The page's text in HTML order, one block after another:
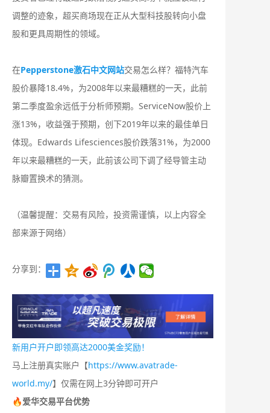
调整的迹象，超买商场现在正从大型科技股转向小盘
股和更具周期性的领域。
在Pepperstone激石中文网站交易怎么样？福特汽车
股价暴降18.4%，为2008年以来最糟糕的一天，此前
第二季度盈余远低于分析师预期。ServiceNow股价上
涨13%，收益强于预期，创下2019年以来的最佳单日
体现。Edwards Lifesciences股价跌落31%，为2000
年以来最糟糕的一天，此前该公司下调了经导管主动
脉瓣置换术的猜测。
（温馨提醒：交易有风险，投资需谨慎，以上内容全
部来源于网络）
分享到：
新用户开户即领高达2000美金奖励！
马上注册真实账户【https://www.avatrade-
world.my/】仅需在网上3分钟即可开户
🔥爱华交易平台优势